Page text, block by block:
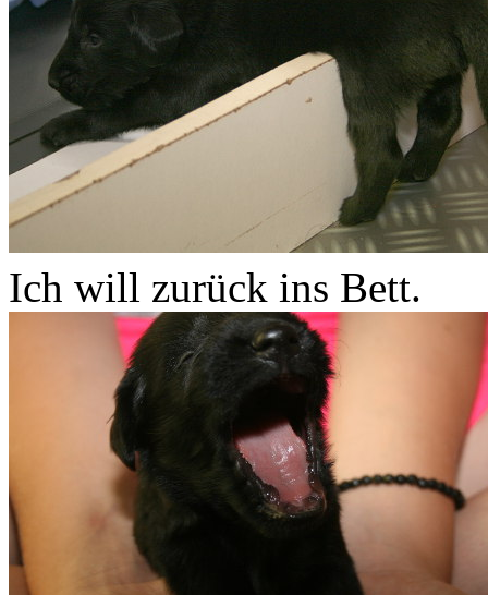
Ich will zurück ins Bett.